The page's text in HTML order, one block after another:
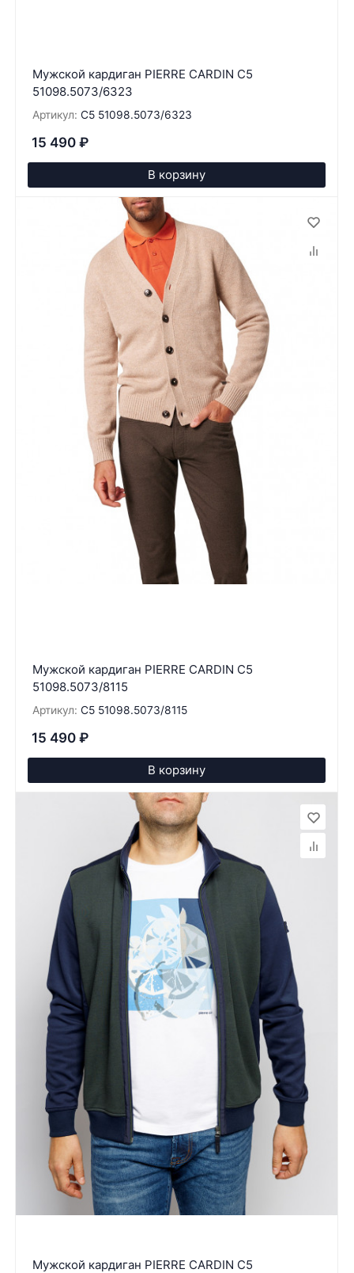
Мужской кардиган PIERRE CARDIN C5
51098.5073/6323
Артикул: C5 51098.5073/6323
15 490 ₽
В корзину
Мужской кардиган PIERRE CARDIN C5
51098.5073/8115
Артикул: C5 51098.5073/8115
15 490 ₽
В корзину
Мужской кардиган PIERRE CARDIN C5